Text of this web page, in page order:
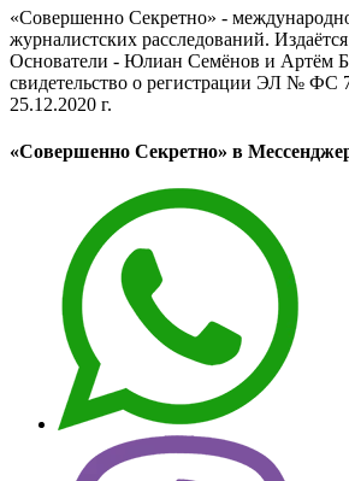
«Совершенно Секретно» -
журналистских расследований.
Основатели - Юлиан Семёнов и Артём
свидетельство о регистрации ЭЛ № ФС
25.12.2020 г.
«Совершенно Секретно» в